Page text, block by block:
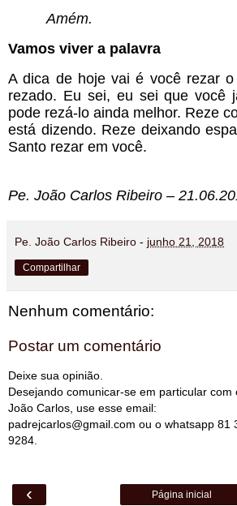
Amém.
Vamos viver a palavra
A dica de hoje vai é você rezar o
rezado. Eu sei, eu sei que você
pode rezá-lo ainda melhor. Reze
está dizendo. Reze deixando
Santo rezar em você.
Pe. João Carlos Ribeiro –
Pe. João Carlos Ribeiro - junho 21, 2018
Compartilhar
Nenhum comentário:
Postar um comentário
Deixe sua opinião.
Desejando comunicar-se em particular com
João Carlos, use esse email:
padrejcarlos@gmail.com ou o whatsapp 81
9284.
‹ Página inicial